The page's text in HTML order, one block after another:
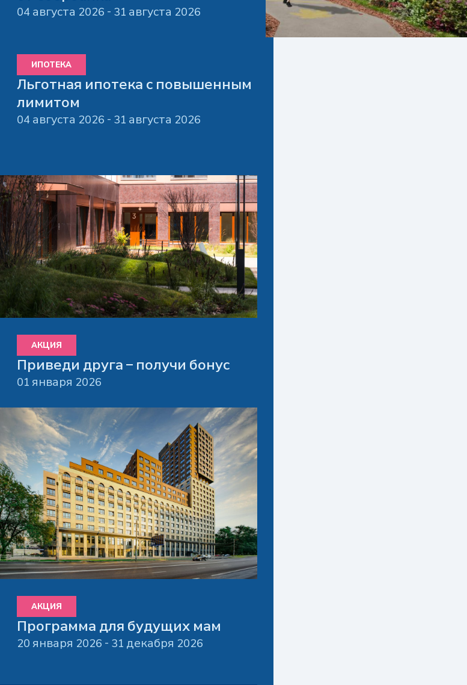
04 августа 2026 - 31 августа 2026
ИПОТЕКА
Льготная ипотека с повышенным
лимитом
04 августа 2026 - 31 августа 2026
АКЦИЯ
Приведи друга – получи бонус
01 января 2026
АКЦИЯ
Программа для будущих мам
20 января 2026 - 31 декабря 2026